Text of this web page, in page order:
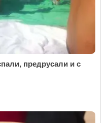
предрусали и с